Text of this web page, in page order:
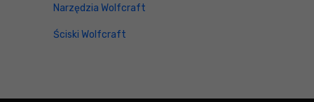
Narzędzia Wolfcraft
Ściski Wolfcraft